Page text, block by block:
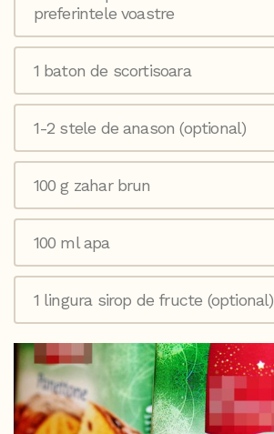
preferintele voastre
1 baton de scortisoara
1-2 stele de anason (optional)
100 g zahar brun
100 ml apa
1 lingura sirop de fructe (optional)